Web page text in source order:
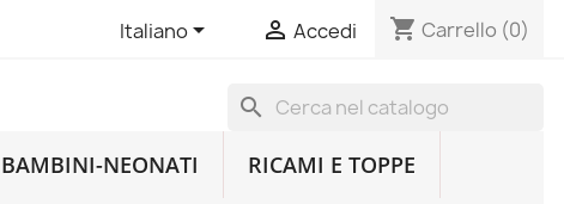
Italiano  Accedi shopping_cart Carrello (0)
search
BAMBINI-NEONATI RICAMI E TOPPE